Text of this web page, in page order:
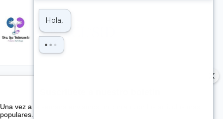
Una vez a la semana enviamos un correo con los artículos más
populares.